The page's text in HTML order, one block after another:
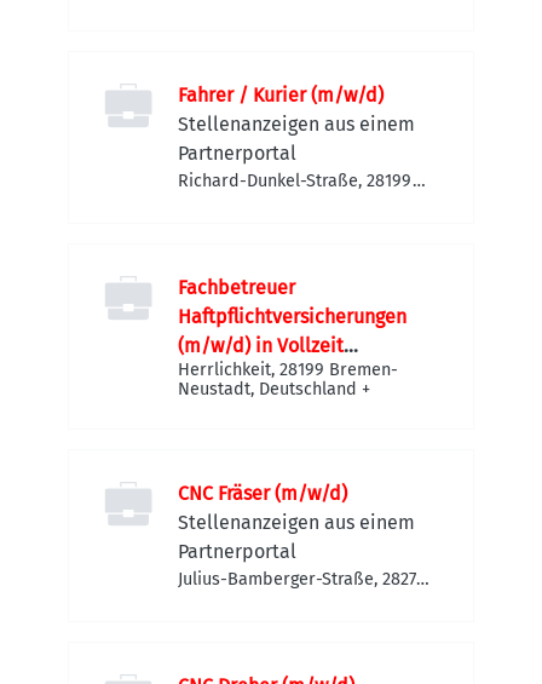
Fahrer / Kurier (m/w/d)
Stellenanzeigen aus einem
Partnerportal
Richard-Dunkel-Straße, 28199
Fachbetreuer
Haftpflichtversicherungen
(m/w/d) in Vollzeit
(40h/Woche)
Herrlichkeit, 28199 Bremen-
Neustadt, Deutschland +
CNC Fräser (m/w/d)
Stellenanzeigen aus einem
Partnerportal
Julius-Bamberger-Straße, 28279